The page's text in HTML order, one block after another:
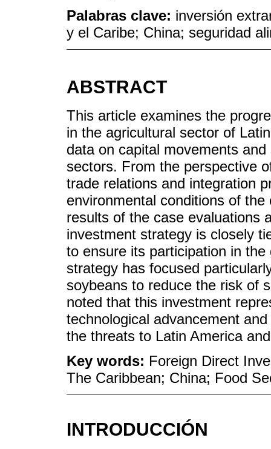
Palabras clave: inversión
y el Caribe; China; seguridad
ABSTRACT
This article examines the
in the agricultural sector of
data on capital movements
sectors. From the perspective
trade relations and integration
environmental conditions of
results of the case evaluations
investment strategy is closely
to ensure its participation in
strategy has focused
soybeans to reduce the risk of
noted that this investment
technological advancement
the threats to Latin America
Key words: Foreign Direct
The Caribbean; China; Food
INTRODUCCIÓN